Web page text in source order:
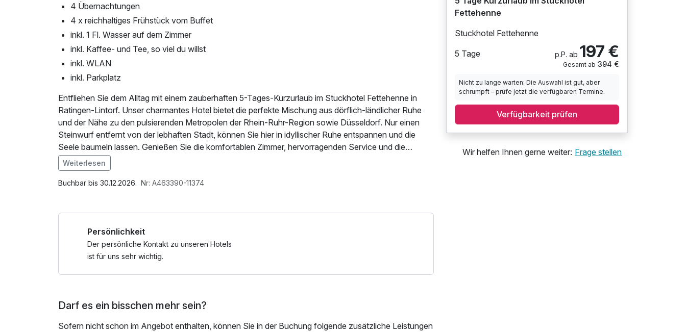
4 Übernachtungen
4 x reichhaltiges Frühstück vom Buffet
inkl. 1 Fl. Wasser auf dem Zimmer
inkl. Kaffee- und Tee, so viel du willst
inkl. WLAN
inkl. Parkplatz
Entfliehen Sie dem Alltag mit einem zauberhaften 5-Tages-Kurzurlaub im Stuckhotel Fettehenne in
Ratingen-Lintorf. Unser charmantes Hotel bietet die perfekte Mischung aus dörflich-ländlicher Ruhe
und der Nähe zu den pulsierenden Metropolen der Rhein-Ruhr-Region sowie Düsseldorf. Nur einen
Steinwurf entfernt von der lebhaften Stadt, können Sie hier in idyllischer Ruhe entspannen und die
Seele baumeln lassen. Genießen Sie die komfortablen Zimmer, hervorragenden Service und die
einzigartige Lage unseres Hauses, die Ihnen sowohl den Zugang zu städtischen Highlights als auch zu
entspannenden Naturerlebnissen ermöglicht. Entdecken Sie die perfekte Auszeit im Stuckhotel
Fettehenne, wo Erholung auf Erlebnis trifft.
Im Angebot enthalten
1 Flasche Mineralwasser, Parkplatz, W-LAN Nutzung / Internetnutzung, Coffee to go
Weiterlesen
Buchbar bis 30.12.2026. Nr: A463390-11374
Persönlichkeit
Der persönliche Kontakt zu unseren Hotels
ist für uns sehr wichtig.
Darf es ein bisschen mehr sein?
Sofern nicht schon im Angebot enthalten, können Sie in der Buchung folgende zusätzliche Leistungen
Fettehenne
Stuckhotel Fettehenne
5 Tage
p.P. ab 197 €
Gesamt ab 394 €
Nicht zu lange warten: Die Auswahl ist gut, aber
schrumpft – prüfe jetzt die verfügbaren Termine.
Verfügbarkeit prüfen
Wir helfen Ihnen gerne weiter: Frage stellen